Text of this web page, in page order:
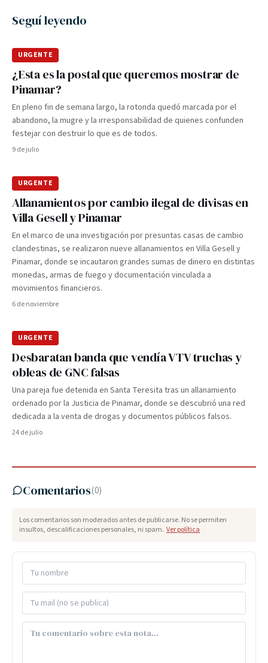
Seguí leyendo
URGENTE
¿Esta es la postal que queremos mostrar de
Pinamar?
En pleno fin de semana largo, la rotonda quedó marcada por el
abandono, la mugre y la irresponsabilidad de quienes confunden
festejar con destruir lo que es de todos.
9 de julio
URGENTE
Allanamientos por cambio ilegal de divisas en
Villa Gesell y Pinamar
En el marco de una investigación por presuntas casas de cambio
clandestinas, se realizaron nueve allanamientos en Villa Gesell y
Pinamar, donde se incautaron grandes sumas de dinero en distintas
monedas, armas de fuego y documentación vinculada a
movimientos financieros.
6 de noviembre
URGENTE
Desbaratan banda que vendía VTV truchas y
obleas de GNC falsas
Una pareja fue detenida en Santa Teresita tras un allanamiento
ordenado por la Justicia de Pinamar, donde se descubrió una red
dedicada a la venta de drogas y documentos públicos falsos.
24 de julio
Comentarios(0)
Los comentarios son moderados antes de publicarse. No se permiten
insultos, descalificaciones personales, ni spam. Ver política